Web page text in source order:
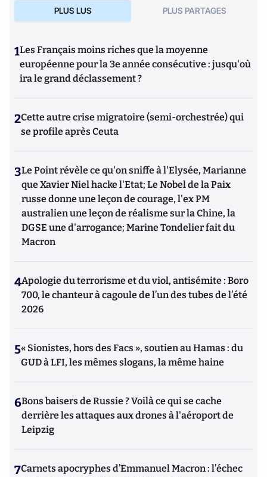
PLUS LUS PLUS PARTAGES
1Les Français moins riches que la moyenne
européenne pour la 3e année consécutive : jusqu'où
ira le grand déclassement ?
2Cette autre crise migratoire (semi-orchestrée) qui
se profile après Ceuta
3Le Point révèle ce qu'on sniffe à l'Elysée, Marianne
que Xavier Niel hacke l'Etat; Le Nobel de la Paix
russe donne une leçon de courage, l'ex PM
australien une leçon de réalisme sur la Chine, la
DGSE une d'arrogance; Marine Tondelier fait du
Macron
4Apologie du terrorisme et du viol, antisémite : Boro
700, le chanteur à cagoule de l’un des tubes de l’été
2026
5« Sionistes, hors des Facs », soutien au Hamas : du
GUD à LFI, les mêmes slogans, la même haine
6Bons baisers de Russie ? Voilà ce qui se cache
derrière les attaques aux drones à l'aéroport de
Leipzig
7Carnets apocryphes d’Emmanuel Macron : l’échec